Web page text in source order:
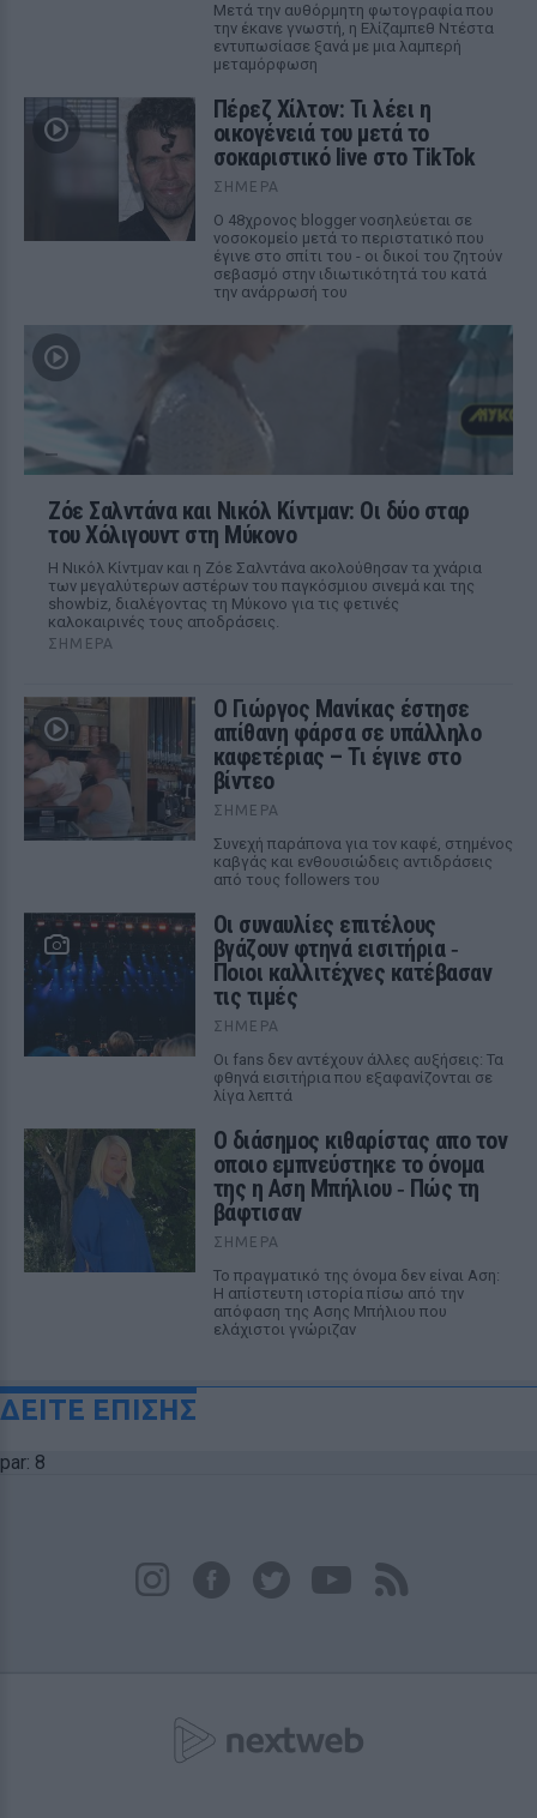
Μετά την αυθόρμητη φωτογραφία που
την έκανε γνωστή, η Ελίζαμπεθ Ντέστα
εντυπωσίασε ξανά με μια λαμπερή
μεταμόρφωση
Πέρεζ Χίλτον: Τι λέει η
οικογένειά του μετά το
σοκαριστικό live στο TikTok
ΣΉΜΕΡΑ
Ο 48χρονος blogger νοσηλεύεται σε
νοσοκομείο μετά το περιστατικό που
έγινε στο σπίτι του - οι δικοί του ζητούν
σεβασμό στην ιδιωτικότητά του κατά
την ανάρρωσή του
Ζόε Σαλντάνα και Νικόλ Κίντμαν: Οι δύο σταρ
του Χόλιγουντ στη Μύκονο
Η Νικόλ Κίντμαν και η Ζόε Σαλντάνα ακολούθησαν τα χνάρια
των μεγαλύτερων αστέρων του παγκόσμιου σινεμά και της
showbiz, διαλέγοντας τη Μύκονο για τις φετινές
καλοκαιρινές τους αποδράσεις.
ΣΉΜΕΡΑ
Ο Γιώργος Μανίκας έστησε
απίθανη φάρσα σε υπάλληλο
καφετέριας – Τι έγινε στο
βίντεο
ΣΉΜΕΡΑ
Συνεχή παράπονα για τον καφέ, στημένος
καβγάς και ενθουσιώδεις αντιδράσεις
από τους followers του
Οι συναυλίες επιτέλους
βγάζουν φτηνά εισιτήρια ‑
Ποιοι καλλιτέχνες κατέβασαν
τις τιμές
ΣΉΜΕΡΑ
Οι fans δεν αντέχουν άλλες αυξήσεις: Τα
φθηνά εισιτήρια που εξαφανίζονται σε
λίγα λεπτά
Ο διάσημος κιθαρίστας απο τον
οποιο εμπνεύστηκε το όνομα
της η Αση Μπήλιου ‑ Πώς τη
βάφτισαν
ΣΉΜΕΡΑ
Το πραγματικό της όνομα δεν είναι Αση:
Η απίστευτη ιστορία πίσω από την
απόφαση της Ασης Μπήλιου που
ελάχιστοι γνώριζαν
ΔΕΙΤΕ ΕΠΙΣΗΣ
par: 8